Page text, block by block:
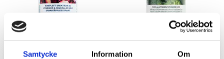
Samtycke Information Om